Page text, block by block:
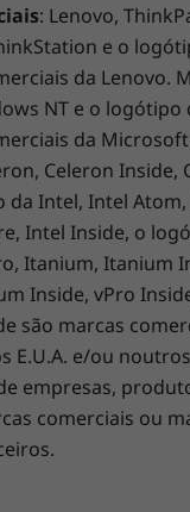
concorridos,
WiFi 6* mais rápida
até 9,6 Gbps, é
o WiFi-5 e foi
ideal nas redes
E com até 13
pode
casa enquanto
de sempre
de 2019; é necessário um
: Lenovo,
e o
da Lenovo.
NT e o logótipo
da
Celeron Inside,
da Intel, Intel
Intel Inside, o
Itanium, Itanium
Inside, vPro
são marcas
E.U.A. e/ou
empresas,
comerciais ou